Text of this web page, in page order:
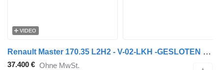
VIDEO
Renault Master 170.35 L2H2 - V-02-LKH -GESLOTEN - EURO 6 - BPM VRIJ!
37.400 € Ohne MwSt.